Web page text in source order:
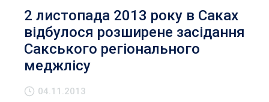
2 листопада 2013 року в Саках
відбулося розширене засідання
Сакського регіонального
меджлісу
04.11.2013